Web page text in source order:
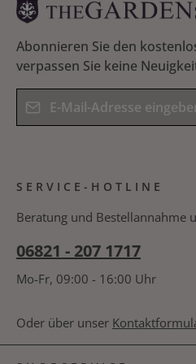
maximal 120 kg Sitzgruppe
montiert - kein Aufbau
Abonnieren Sie den
verpassen Sie keine
E-Mail-Adresse*
Kenntnis genommen und die
Bitte geben Sie das Ergebnis
nachfolgende Textfeld ein. *
SERVICE-HOTLINE
Beratung und Bestellannahme
06821 - 207 1717
Mo-Fr, 09:00 - 16:00 Uhr
Oder über unser